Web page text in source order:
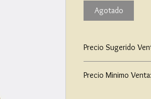
Agotado
Precio Sugerido
Precio Minimo